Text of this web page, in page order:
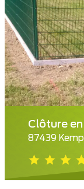
Clôture
87439